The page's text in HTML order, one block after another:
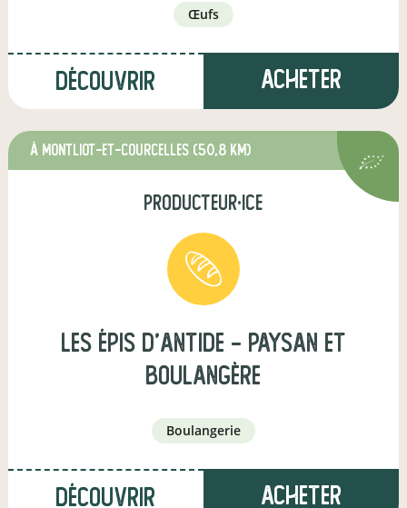
œufs
Découvrir Acheter
à Montliot-et-Courcelles (50,8 km)
producteur·ice
Les épis d'Antide - Paysan et
boulangère
boulangerie
Découvrir Acheter